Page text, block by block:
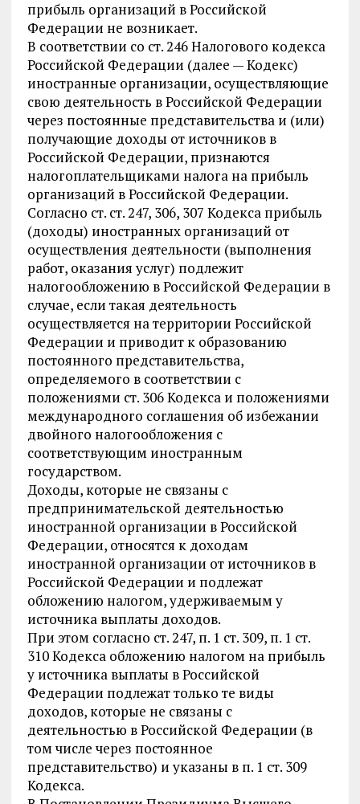
прибыль организаций в Российской
Федерации не возникает.
В соответствии со ст. 246 Налогового кодекса
Российской Федерации (далее — Кодекс)
иностранные организации, осуществляющие
свою деятельность в Российской Федерации
через постоянные представительства и (или)
получающие доходы от источников в
Российской Федерации, признаются
налогоплательщиками налога на прибыль
организаций в Российской Федерации.
Согласно ст. ст. 247, 306, 307 Кодекса прибыль
(доходы) иностранных организаций от
осуществления деятельности (выполнения
работ, оказания услуг) подлежит
налогообложению в Российской Федерации в
случае, если такая деятельность
осуществляется на территории Российской
Федерации и приводит к образованию
постоянного представительства,
определяемого в соответствии с
положениями ст. 306 Кодекса и положениями
международного соглашения об избежании
двойного налогообложения с
соответствующим иностранным
государством.
Доходы, которые не связаны с
предпринимательской деятельностью
иностранной организации в Российской
Федерации, относятся к доходам
иностранной организации от источников в
Российской Федерации и подлежат
обложению налогом, удерживаемым у
источника выплаты доходов.
При этом согласно ст. 247, п. 1 ст. 309, п. 1 ст.
310 Кодекса обложению налогом на прибыль
у источника выплаты в Российской
Федерации подлежат только те виды
доходов, которые не связаны с
деятельностью в Российской Федерации (в
том числе через постоянное
представительство) и указаны в п. 1 ст. 309
Кодекса.